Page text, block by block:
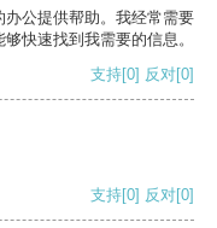
公提供帮助。我经常需要
快速找到我需要的信息。
支持[0] 反对[0]
支持[0] 反对[0]